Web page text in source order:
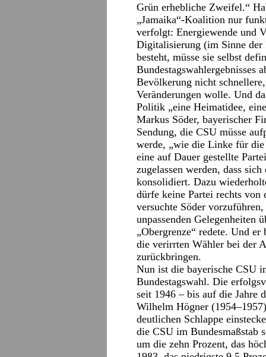
Grün erhebliche Zweifel.“
„Jamaika“-Koalition nur
verfolgt: Energiewende und
Digitalisierung (im Sinne
besteht, müsse sie selbst
Bundestagswahlergebnisses
Bevölkerung nicht
Veränderungen wolle. Und
Politik „eine Heimatidee,
Markus Söder, bayerischer
Sendung, die CSU müsse
werde, „wie die Linke für
eine auf Dauer gestellte
zugelassen werden, dass
konsolidiert. Dazu
dürfe keine Partei rechts von
versuchte Söder
unpassenden Gelegenheiten
„Obergrenze“ redete. Und
die verirrten Wähler bei der
zurückbringen.
Nun ist die bayerische CSU
Bundestagswahl. Die
seit 1946 – bis auf die Jahre
Wilhelm Högner
deutlichen Schlappe
die CSU im Bundesmaßstab
um die zehn Prozent, das